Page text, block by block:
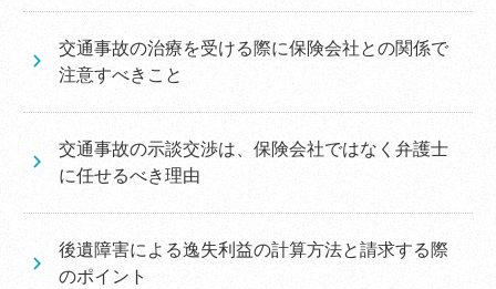
交通事故の治療を受ける際に保険会社との関係で
注意すべきこと
交通事故の示談交渉は、保険会社ではなく弁護士
に任せるべき理由
後遺障害による逸失利益の計算方法と請求する際
のポイント